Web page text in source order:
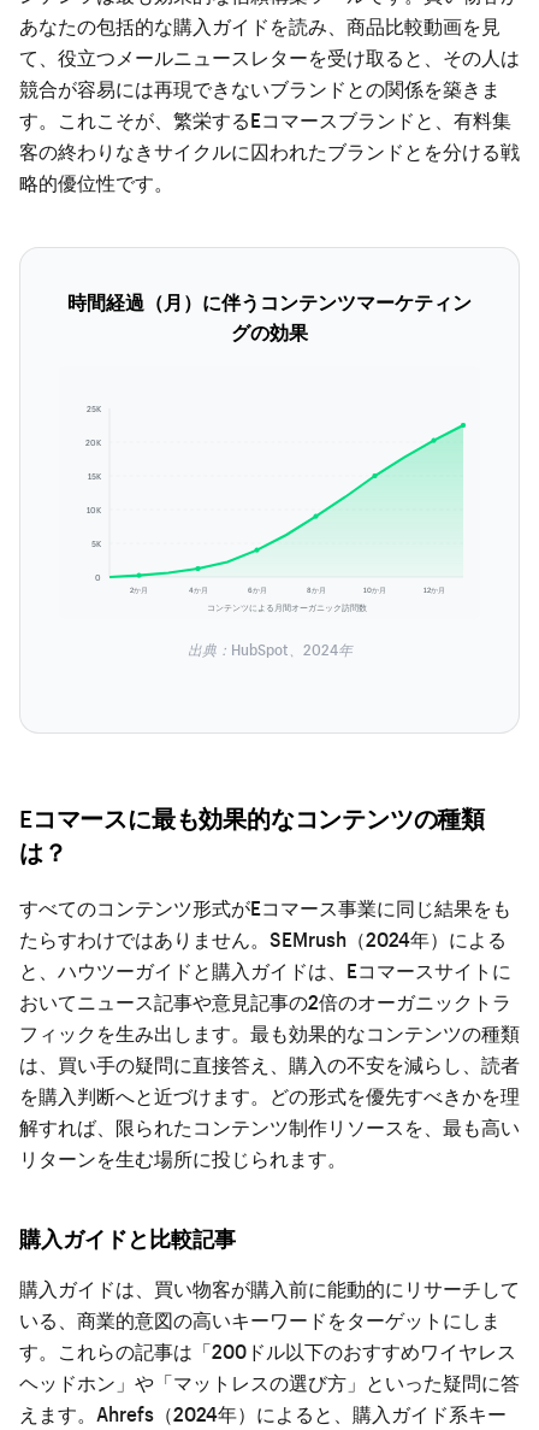
あなたの包括的な購入ガイドを読み、商品比較動画を見
て、役立つメールニュースレターを受け取ると、その人は
競合が容易には再現できないブランドとの関係を築きま
す。これこそが、繁栄するEコマースブランドと、有料集
客の終わりなきサイクルに囚われたブランドとを分ける戦
略的優位性です。
時間経過（月）に伴うコンテンツマーケティン
グの効果
0
5K
10K
15K
20K
25K
2か月 4か月 6か月 8か月 10か月
12か月
コンテンツによる月間オーガニック訪問数
出典：HubSpot、2024年
Eコマースに最も効果的なコンテンツの種類
は？
すべてのコンテンツ形式がEコマース事業に同じ結果をも
たらすわけではありません。SEMrush（2024年）による
と、ハウツーガイドと購入ガイドは、Eコマースサイトに
おいてニュース記事や意見記事の2倍のオーガニックトラ
フィックを生み出します。最も効果的なコンテンツの種類
は、買い手の疑問に直接答え、購入の不安を減らし、読者
を購入判断へと近づけます。どの形式を優先すべきかを理
解すれば、限られたコンテンツ制作リソースを、最も高い
リターンを生む場所に投じられます。
購入ガイドと比較記事
購入ガイドは、買い物客が購入前に能動的にリサーチして
いる、商業的意図の高いキーワードをターゲットにしま
す。これらの記事は「200ドル以下のおすすめワイヤレス
ヘッドホン」や「マットレスの選び方」といった疑問に答
えます。Ahrefs（2024年）によると、購入ガイド系キー